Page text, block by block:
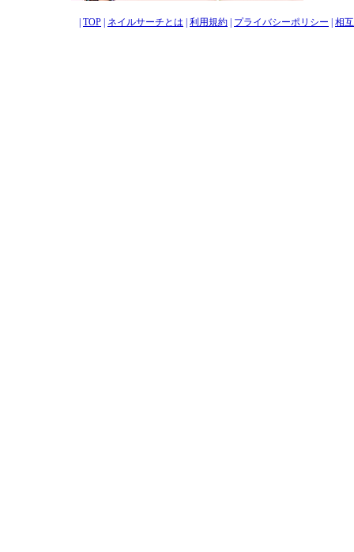
TOP ネイルサーチとは 利用規約 プライバシーポリシー 相